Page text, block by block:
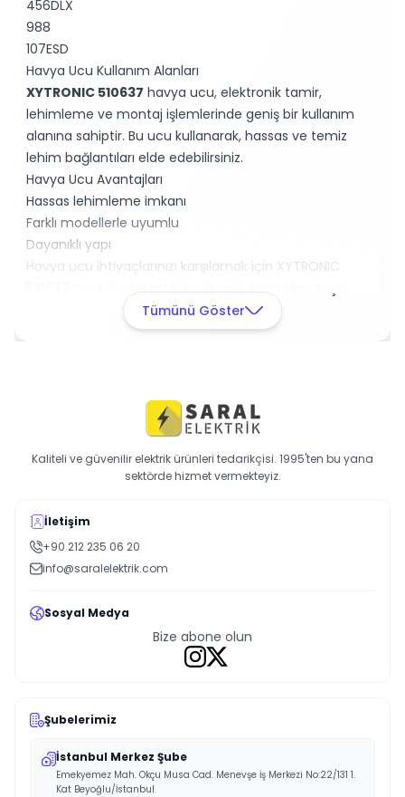
456DLX
988
107ESD
Havya Ucu Kullanım Alanları
XYTRONIC 510637 havya ucu, elektronik tamir,
lehimleme ve montaj işlemlerinde geniş bir kullanım
alanına sahiptir. Bu ucu kullanarak, hassas ve temiz
lehim bağlantıları elde edebilirsiniz.
Havya Ucu Avantajları
Hassas lehimleme imkanı
Farklı modellerle uyumlu
Dayanıklı yapı
Havya ucu ihtiyaçlarınızı karşılamak için XYTRONIC
510637 modelini tercih edebilirsiniz. Satın almak için
hemen iletişime geçin!Tümünü Göster
Kaliteli ve güvenilir elektrik ürünleri tedarikçisi. 1995'ten bu yana
sektörde hizmet vermekteyiz.
İletişim
+90 212 235 06 20
info@saralelektrik.com
Sosyal Medya
Bize abone olun
Şubelerimiz
İstanbul Merkez Şube
Emekyemez Mah. Okçu Musa Cad. Menevşe İş Merkezi No:22/131 1.
Kat Beyoğlu/İstanbul